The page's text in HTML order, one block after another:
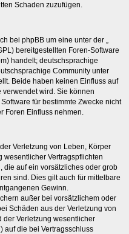
Schaden zuzufügen.
bei phpBB um eine unter der „
bereitgestellten Foren-Software
handelt; deutschsprachige
Community unter
Beide haben keinen Einfluss auf
verwendet wird. Sie können
für bestimmte Zwecke nicht
Foren Einfluss nehmen.
Verletzung von Leben, Körper
wesentlicher Vertragspflichten
die auf ein vorsätzliches oder grob
sind. Dies gilt auch für mittelbare
Gewinn.
außer bei vorsätzlichem oder
Schäden aus der Verletzung von
der Verletzung wesentlicher
auf die bei Vertragsschluss